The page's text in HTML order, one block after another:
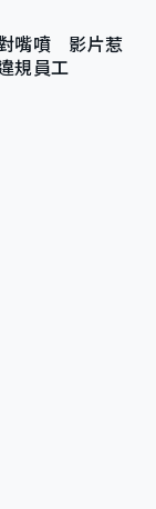
嘴噴 影片惹
規員工